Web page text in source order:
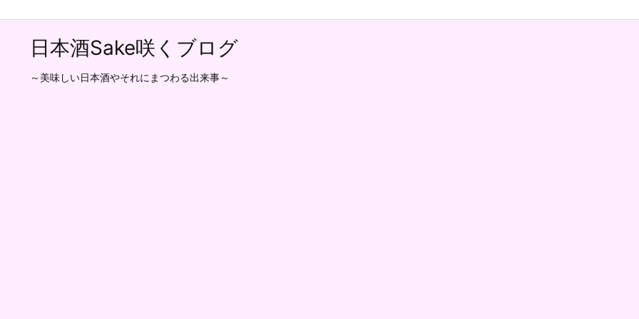
日本酒Sake咲くブログ
～美味しい日本酒やそれにまつわる出来事～